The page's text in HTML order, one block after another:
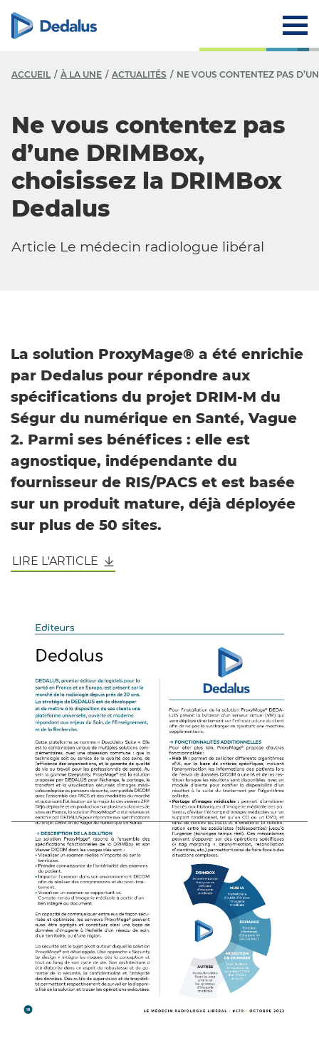
ACCUEIL À LA UNE ACTUALITÉS NE VOUS CONTENTEZ PAS
Ne vous contentez pas
d’une DRIMBox,
choisissez la DRIMBox
Dedalus
Article Le médecin radiologue libéral
La solution ProxyMage® a été enrichie
par Dedalus pour répondre aux
spécifications du projet DRIM-M du
Ségur du numérique en Santé, Vague
2. Parmi ses bénéfices : elle est
agnostique, indépendante du
fournisseur de RIS/PACS et est basée
sur un produit mature, déjà déployée
sur plus de 50 sites.
LIRE L'ARTICLE